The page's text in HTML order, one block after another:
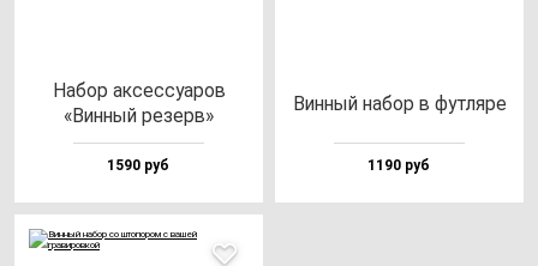
Набор ак­сес­су­аров
«Вин­ный ре­зерв»
1590 руб
Вин­ный на­бор в фут­ля­ре
1190 руб